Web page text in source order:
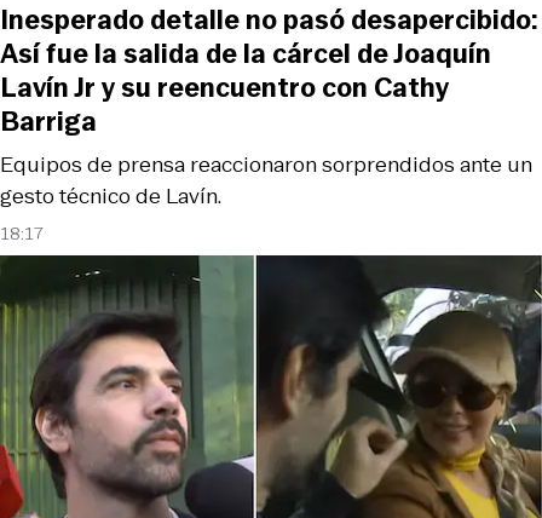
18:17
Equipos de prensa reaccionaron sorprendidos ante un
gesto técnico de Lavín.
Inesperado detalle no pasó desapercibido:
Así fue la salida de la cárcel de Joaquín
Lavín Jr y su reencuentro con Cathy
Barriga